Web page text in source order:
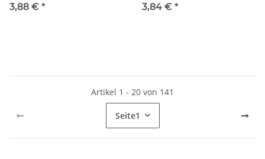
3,88 € *
3,84 € *
Artikel 1 - 20 von 141
Seite1